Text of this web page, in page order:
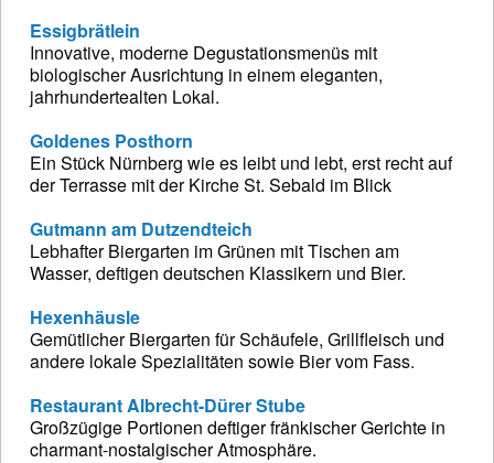
Essigbrätlein
Innovative, moderne Degustationsmenüs mit
biologischer Ausrichtung in einem eleganten,
jahrhundertealten Lokal.
Goldenes Posthorn
Ein Stück Nürnberg wie es leibt und lebt, erst recht auf
der Terrasse mit der Kirche St. Sebald im Blick
Gutmann am Dutzendteich
Lebhafter Biergarten im Grünen mit Tischen am
Wasser, deftigen deutschen Klassikern und Bier.
Hexenhäusle
Gemütlicher Biergarten für Schäufele, Grillfleisch und
andere lokale Spezialitäten sowie Bier vom Fass.
Restaurant Albrecht-Dürer Stube
Großzügige Portionen deftiger fränkischer Gerichte in
charmant-nostalgischer Atmosphäre.